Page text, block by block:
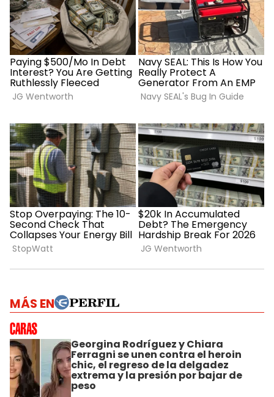
MÁS EN
Georgina Rodríguez y Chiara
Ferragni se unen contra el heroin
chic, el regreso de la delgadez
extrema y la presión por bajar de
peso